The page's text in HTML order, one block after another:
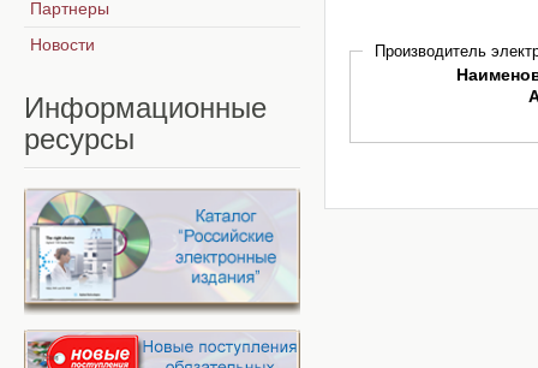
Производитель
Партнеры
Новости
Информационные
ресурсы